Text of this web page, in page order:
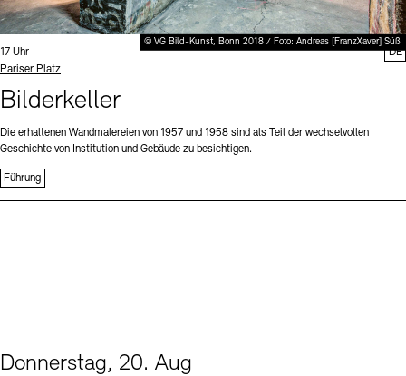
© VG Bild-Kunst, Bonn 2018 / Foto: Andreas [FranzXaver] Süß
Uhrzeit:
17 Uhr
Standort
Pariser Platz
Bilderkeller
Die erhaltenen Wandmalereien von 1957 und 1958 sind als Teil der wechselvollen
Geschichte von Institution und Gebäude zu besichtigen.
Führung
DE
Donnerstag, 20. Aug